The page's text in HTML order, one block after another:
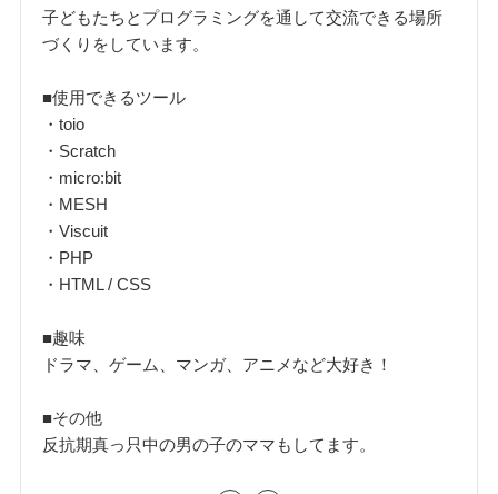
子どもたちとプログラミングを通して交流できる場所
づくりをしています。
■使用できるツール
・toio
・Scratch
・micro:bit
・MESH
・Viscuit
・PHP
・HTML / CSS
■趣味
ドラマ、ゲーム、マンガ、アニメなど大好き！
■その他
反抗期真っ只中の男の子のママもしてます。